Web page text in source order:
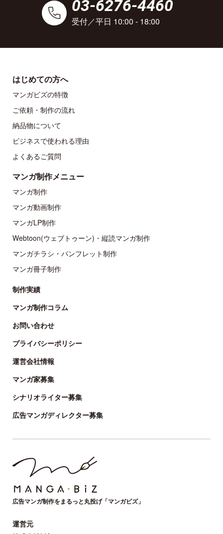
03-6276-4460
受付／平日 10:00 - 18:00
はじめての方へ
マンガビズの特徴
ご依頼・制作の流れ
納品物について
ビジネスで使われる理由
よくあるご質問
マンガ制作メニュー
マンガ制作
マンガ動画制作
マンガLP制作
Webtoon(ウェブトゥーン)・縦読マンガ制作
マンガチラシ・パンフレット制作
マンガ冊子制作
制作実績
マンガ制作コラム
お問い合わせ
プライバシーポリシー
運営会社情報
マンガ家募集
シナリオライター募集
広告マンガディレクター募集
広告マンガ制作をまるっと丸投げ「マンガビズ」
運営元